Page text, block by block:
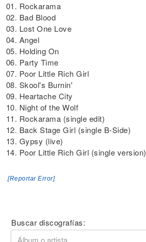
01. Rockarama
02. Bad Blood
03. Lost One Love
04. Angel
05. Holding On
06. Party Time
07. Poor Little Rich Girl
08. Skool's Burnin'
09. Heartache City
10. Night of the Wolf
11. Rockarama (single edit)
12. Back Stage Girl (single B-Side)
13. Gypsy (live)
14. Poor Little Rich Girl (single version)
[Reportar Error]
Buscar discografías: